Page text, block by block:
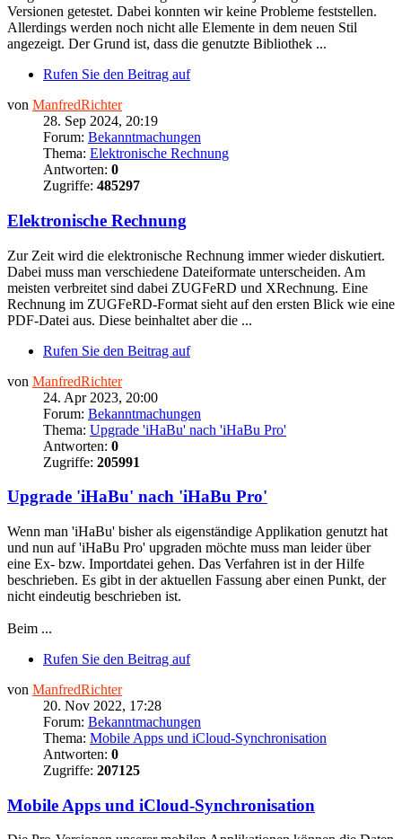
Versionen getestet. Dabei konnten wir keine Probleme feststellen.
Allerdings werden noch nicht alle Elemente in dem neuen Stil
angezeigt. Der Grund ist, dass die genutzte Bibliothek ...
Rufen Sie den Beitrag auf
von ManfredRichter
28. Sep 2024, 20:19
Forum: Bekanntmachungen
Thema: Elektronische Rechnung
Antworten: 0
Zugriffe: 485297
Elektronische Rechnung
Zur Zeit wird die elektronische Rechnung immer wieder diskutiert.
Dabei muss man verschiedene Dateiformate unterscheiden. Am
meisten verbreitet sind dabei ZUGFeRD und XRechnung. Eine
Rechnung im ZUGFeRD-Format sieht auf den ersten Blick wie eine
PDF-Datei aus. Diese beinhaltet aber die ...
Rufen Sie den Beitrag auf
von ManfredRichter
24. Apr 2023, 20:00
Forum: Bekanntmachungen
Thema: Upgrade 'iHaBu' nach 'iHaBu Pro'
Antworten: 0
Zugriffe: 205991
Upgrade 'iHaBu' nach 'iHaBu Pro'
Wenn man 'iHaBu' bisher als eigenständige Applikation genutzt hat
und nun auf 'iHaBu Pro' upgraden möchte muss man leider über
eine Ex- bzw. Importdatei gehen. Das Verfahren ist in der Hilfe
beschrieben. Es gibt in der aktuellen Fassung aber einen Punkt, der
nicht eindeutig beschrieben ist.
Beim ...
Rufen Sie den Beitrag auf
von ManfredRichter
20. Nov 2022, 17:28
Forum: Bekanntmachungen
Thema: Mobile Apps und iCloud-Synchronisation
Antworten: 0
Zugriffe: 207125
Mobile Apps und iCloud-Synchronisation